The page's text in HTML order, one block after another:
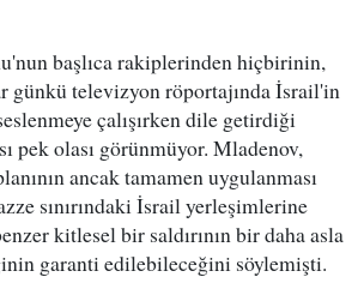
başlıca rakiplerinden hiçbirinin,
günkü televizyon röportajında İsrail'in
çalışırken dile getirdiği
pek olası görünmüyor. Mladenov,
ancak tamamen uygulanması
sınırındaki İsrail yerleşimlerine
kitlesel bir saldırının bir daha asla
garanti edilebileceğini söylemişti.